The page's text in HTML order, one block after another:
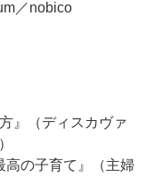
／nobico
』（ディスカヴァ
高の子育て』（主婦